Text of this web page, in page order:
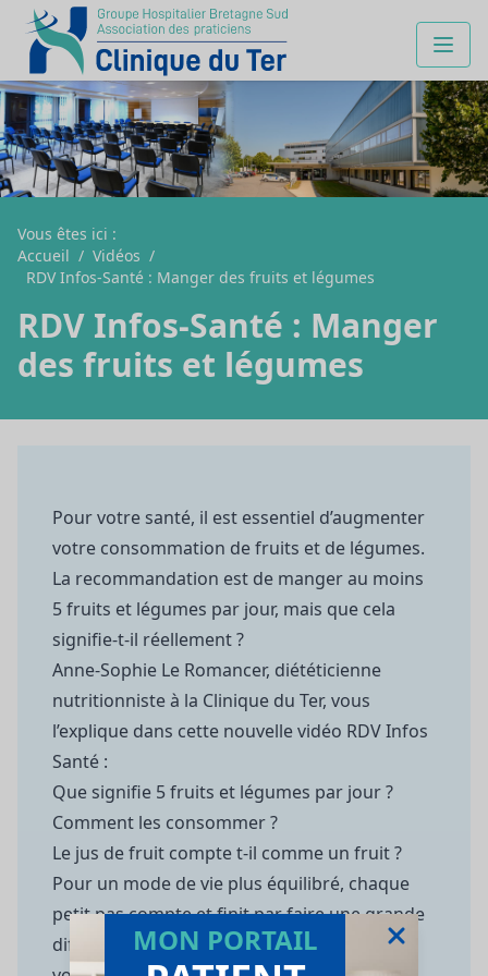
MON PORTAIL
Vous êtes ici :
Accueil / Vidéos /
RDV Infos-Santé : Manger des fruits et légumes
RDV Infos-Santé : Manger
des fruits et légumes
Pour votre santé, il est essentiel d’augmenter
votre consommation de fruits et de légumes.
La recommandation est de manger au moins
5 fruits et légumes par jour, mais que cela
signifie-t-il réellement ?
Anne-Sophie Le Romancer, diététicienne
nutritionniste à la Clinique du Ter, vous
l’explique dans cette nouvelle vidéo RDV Infos
Santé :
Que signifie 5 fruits et légumes par jour ?
Comment les consommer ?
Le jus de fruit compte t-il comme un fruit ?
Pour un mode de vie plus équilibré, chaque
petit pas compte et finit par faire une grande
différence. Si vous souhaitez en savoir plus,